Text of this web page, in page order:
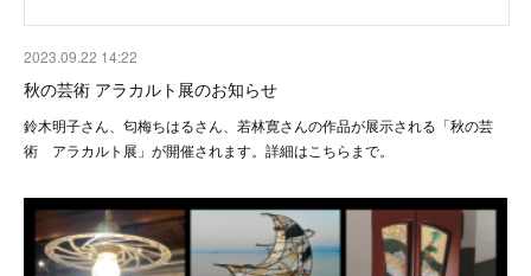
2023.09.22 14:22
秋の芸術 アラカルト展のお知らせ
鈴木明子さん、匂梅ちはるさん、若林寛さんの作品が展示される「秋の芸
術 アラカルト展」が開催されます。詳細はこちらまで。